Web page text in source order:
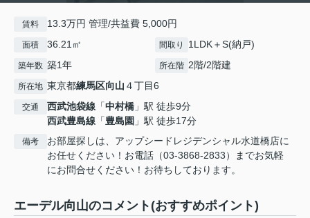
賃料 13.3万円 管理/共益費 5,000円
面積 36.21㎡ 間取り 1LDK＋S(納戸)
築年数 築1年 所在階 2階/2階建
所在地 東京都練馬区向山 ４丁目6
交通 西武池袋線 「中村橋 」駅 徒歩9分
西武豊島線 「豊島園 」駅 徒歩17分
備考
お部屋探しは、アップシードレジデンシャル水道橋店に
お任せください！お電話（03-3868-2833）までお気軽
にお問合せください！お待ちしております。
エーデル向山のコメント(おすすめポイント)